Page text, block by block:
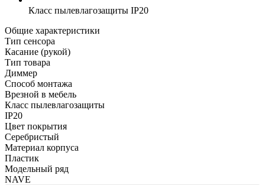
Класс пылевлагозащиты IP20
Общие характеристики
Тип сенсора
Касание (рукой)
Тип товара
Диммер
Способ монтажа
Врезной в мебель
Класс пылевлагозащиты
IP20
Цвет покрытия
Серебристый
Материал корпуса
Пластик
Модельный ряд
NAVE